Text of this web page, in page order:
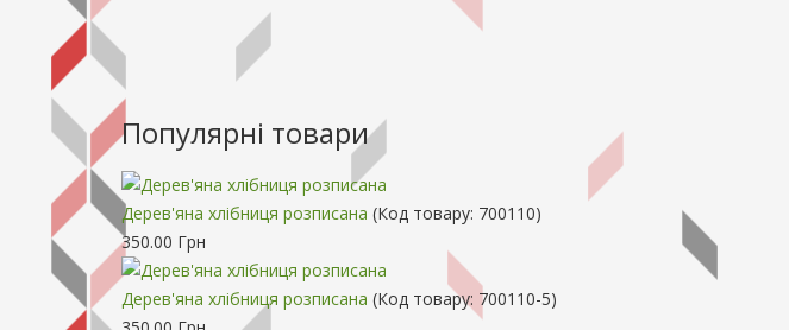
Популярні товари
Дерев'яна хлібниця розписана (Код товару: 700110)
350.00 Грн
Дерев'яна хлібниця розписана (Код товару: 700110-5)